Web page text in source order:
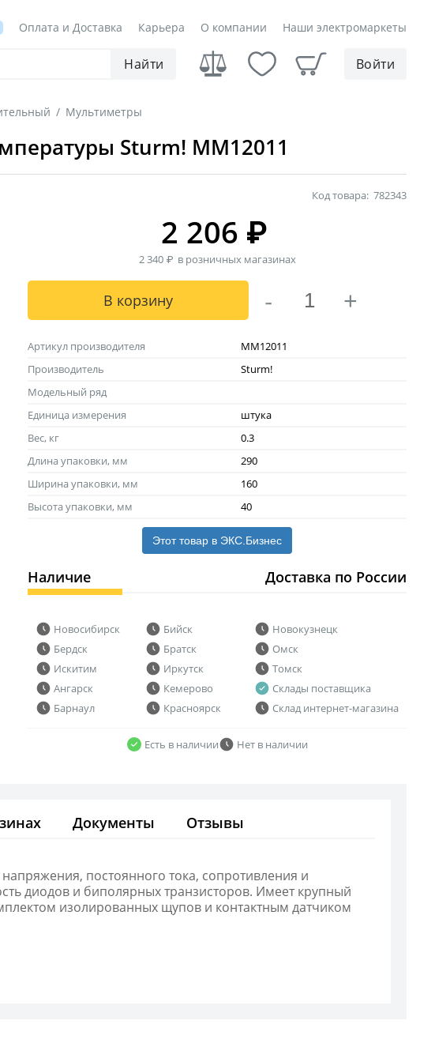
Оплата и Доставка Карьера О компании Наши электромаркеты
Найти Войти
/ Мультиметры
Sturm! MM12011
Код товара: 782343
2 206 ₽
2 340 ₽в розничных магазинах
В корзину - +
Артикул производителя
MM12011
Производитель
Sturm!
Модельный ряд
Единица измерения
штука
Вес, кг
0.3
Длина упаковки, мм
290
Ширина упаковки, мм
160
Высота упаковки, мм
40
Этот товар в ЭКС.Бизнес
Наличие Доставка по России
Новосибирск
Бердск
Искитим
Ангарск
Барнаул
Бийск
Братск
Иркутск
Кемерово
Красноярск
Новокузнецк
Омск
Томск
Склады поставщика
Склад интернет-магазина
Есть в наличии
Нет в наличии
Документы Отзывы
постоянного тока, сопротивления и
диодов и биполярных транзисторов. Имеет крупный
изолированных щупов и контактным датчиком